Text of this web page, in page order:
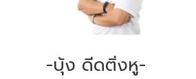
-บุ้ง ดีดติ่งหู-